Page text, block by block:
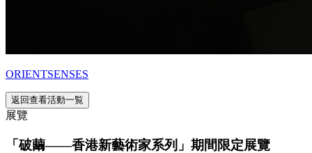
ORIENTSENSES
返回查看活動一覧
展覽
「破繭——香港新藝術家系列」期間限定展覽